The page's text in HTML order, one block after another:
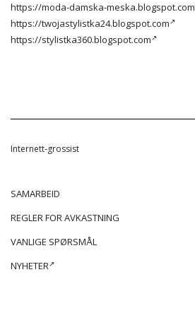
https://moda-damska-meska.blogspot.com
https://twojastylistka24.blogspot.com
https://stylistka360.blogspot.com
Internett-grossist
SAMARBEID
REGLER FOR AVKASTNING
VANLIGE SPØRSMÅL
NYHETER